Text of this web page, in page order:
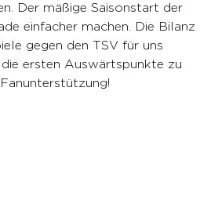
Der mäßige Saisonstart der
einfacher machen. Die Bilanz
gegen den TSV für uns
ersten Auswärtspunkte zu
Fanunterstützung!